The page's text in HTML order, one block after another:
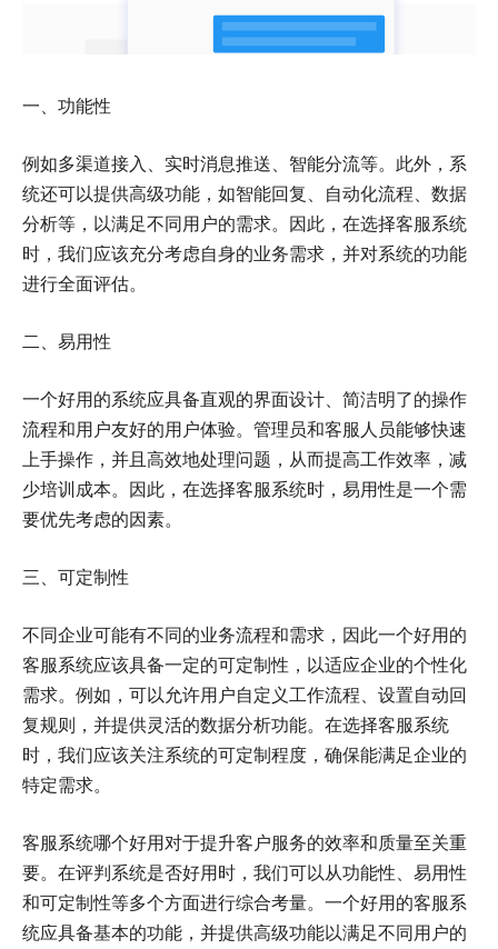
一、功能性
例如多渠道接入、实时消息推送、智能分流等。此外，系
统还可以提供高级功能，如智能回复、自动化流程、数据
分析等，以满足不同用户的需求。因此，在选择客服系统
时，我们应该充分考虑自身的业务需求，并对系统的功能
进行全面评估。
二、易用性
一个好用的系统应具备直观的界面设计、简洁明了的操作
流程和用户友好的用户体验。管理员和客服人员能够快速
上手操作，并且高效地处理问题，从而提高工作效率，减
少培训成本。因此，在选择客服系统时，易用性是一个需
要优先考虑的因素。
三、可定制性
不同企业可能有不同的业务流程和需求，因此一个好用的
客服系统应该具备一定的可定制性，以适应企业的个性化
需求。例如，可以允许用户自定义工作流程、设置自动回
复规则，并提供灵活的数据分析功能。在选择客服系统
时，我们应该关注系统的可定制程度，确保能满足企业的
特定需求。
客服系统哪个好用对于提升客户服务的效率和质量至关重
要。在评判系统是否好用时，我们可以从功能性、易用性
和可定制性等多个方面进行综合考量。一个好用的客服系
统应具备基本的功能，并提供高级功能以满足不同用户的